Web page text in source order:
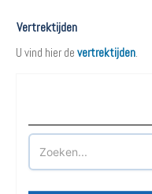
Vertrektijden
U vind hier de vertrektijden.